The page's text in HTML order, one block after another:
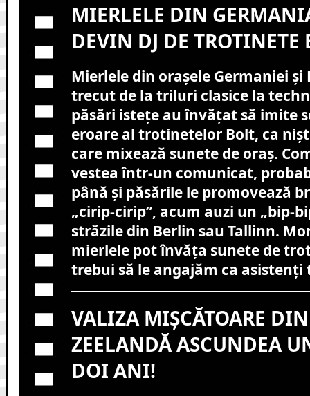
MIERLELE DIN
DEVIN DJ DE TROTINETE
Mierlele din orașele Germaniei și
trecut de la triluri clasice la
păsări istețe au învățat să imite
eroare al trotinetelor Bolt, ca
care mixează sunete de oraș.
vestea într-un comunicat,
până și păsările le promovează
„cirip-cirip”, acum auzi un „bip-
străzile din Berlin sau Tallinn.
mierlele pot învăța sunete de
trebui să le angajăm ca asistenți
VALIZA MIȘCĂTOARE
ZEELANDĂ ASCUNDEA
DOI ANI!